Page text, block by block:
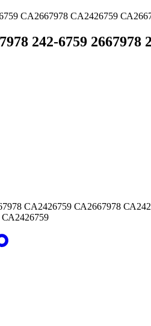
CA2667978 CA2426759
6759 2667978
CA2426759 СА2667978
СА2426759